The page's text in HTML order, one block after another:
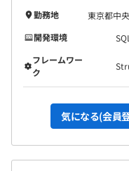
勤務地
東京都中
開発環境
SQL
フレームワー
ク
気になる(会員